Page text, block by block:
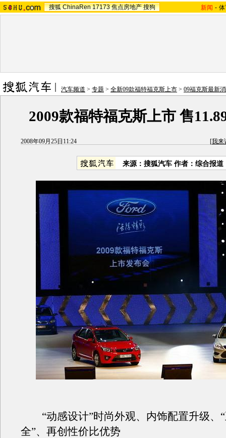
搜狐 ChinaRen 17173 焦点房地产 搜狗 新闻 -
汽车频道 > 专题 > 全新09款福特福克斯上市 > 09福克斯最新
2009款福特福克斯上市 售
2008年09月25日11:24 [我来
来源：搜狐汽车 作者：综合报道
“动感设计”时尚外观、内饰配置升级、“
全”、再创性价比优势